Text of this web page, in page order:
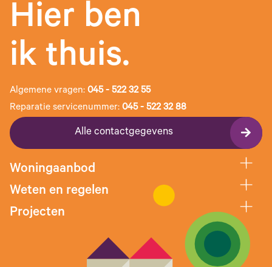
Hier ben
ik thuis.
Algemene vragen: 045 - 522 32 55
Reparatie servicenummer: 045 - 522 32 88
Alle contactgegevens
Woningaanbod
Weten en regelen
Projecten